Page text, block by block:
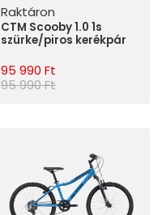
Raktáron
CTM Scooby 1.0 1s
szürke/piros kerékpár
95 990 Ft
95 990 Ft